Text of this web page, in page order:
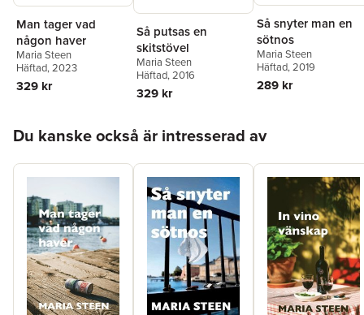
Man tager vad
någon haver
Maria Steen
Häftad, 2023
329 kr
Så putsas en
skitstövel
Maria Steen
Häftad, 2016
329 kr
Så snyter man en
sötnos
Maria Steen
Häftad, 2019
289 kr
Du kanske också är intresserad av